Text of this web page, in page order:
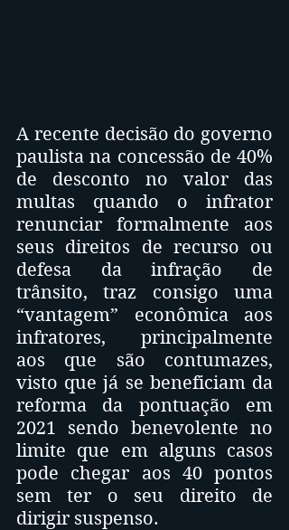
A recente decisão do governo
paulista na concessão de 40%
de desconto no valor das
multas quando o infrator
renunciar formalmente aos
seus direitos de recurso ou
defesa da infração de
trânsito, traz consigo uma
“vantagem” econômica aos
infratores, principalmente
aos que são contumazes,
visto que já se beneficiam da
reforma da pontuação em
2021 sendo benevolente no
limite que em alguns casos
pode chegar aos 40 pontos
sem ter o seu direito de
dirigir suspenso.